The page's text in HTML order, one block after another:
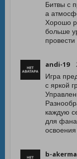
Битвы с
а
Хорошо
больше
andi-19
Игра
с яркой
каждую
для
b-